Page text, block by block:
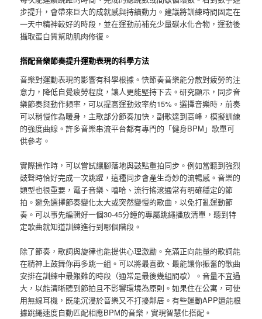
步提升，會帶來巨大的成就感與持續動力。建議將訓練時間固定在
一天中精神較好的時段，並在運動前補充少量碳水化合物，運動後
攝取蛋白質幫助肌肉修復。
搭配音樂節奏提升運動表現的科學方法
音樂對運動表現的影響有科學根據。快節奏音樂能分散對疲勞的注
意力，降低自覺疲勞程度，讓人更能堅持下去。研究顯示，同步音
樂節奏與動作頻率，可以提高運動效率約15%。選擇音樂時，前奏
可以稍慢作為暖身，主歌部分節奏加快，副歌達到高峰，模擬訓練
的強度曲線。許多音樂串流平台都有專門的「健身BPM」歌單可
供參考。
實際操作時，可以嘗試讓腳落地與鼓點重拍同步。例如當聽到強烈
鼓聲時恰好完成一次跳躍，這種同步會產生奇妙的流暢感。音樂的
類型也很重要，電子音樂、嘻哈、流行搖滾通常有明確穩定的節
拍。避免選擇節奏變化太大或突然變慢的歌曲，以免打亂運動節
奏。可以事先編輯好一個30-45分鐘的專屬跳繩播放清單，聽到特
定歌曲就知道訓練進行到哪個階段。
除了節奏，歌詞與旋律也能提供心理激勵。充滿正向能量的歌詞能
在精神上鼓舞你再多跳一組。可以將最喜歡、最能讓你振奮的歌曲
安排在訓練中最艱難的時段（通常是最後幾組間歇）。音量不宜過
大，以能清晰聽到節拍且不影響環境為原則。如果住在公寓，可使
用無線耳機，既能沉浸於音樂又不打擾鄰居。有些運動APP還能根
據跳繩速度自動匹配相應BPM的音樂，實現智慧化搭配。